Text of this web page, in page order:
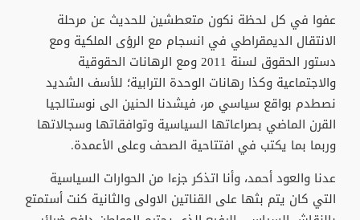
عفوا في كل لحظة نكون متعطشين للحديث عن مرحلة
الانتقال الديمقراطي في انسجام مع الرؤى الملكية ومع
دستور الحقوق لسنة 2011 ومع الرهانات الحقوقية
والاجتماعية وكذا رهانات الوحدة الترابية؛ للأسف الشديد
نصطدم بواقع سياسي مر، فيشدنا الحنين الى نوستالجيا
القرن الماضي بصراعاتها السياسية وتوافقاتها وسجالاتها
وربما بما يكتب في افتتاحية الصحف وعلى الأعمدة.
عدنا والعود أحمد، وأنا اتذكر جزءا من الحوارات السياسية
التي كان يتم بثها على القناتين الاولى والثانية كنت أستمتع